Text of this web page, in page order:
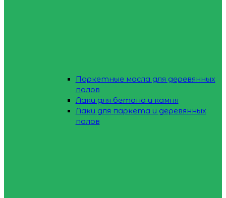
Паркетные масла для деревянных
полов
Лаки для бетона и камня
Лаки для паркета и деревянных
полов